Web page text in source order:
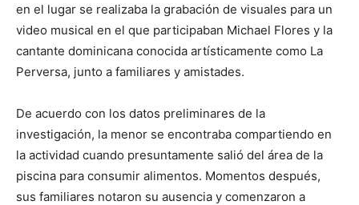
en el lugar se realizaba la grabación de visuales para un
video musical en el que participaban Michael Flores y la
cantante dominicana conocida artísticamente como La
Perversa, junto a familiares y amistades.
De acuerdo con los datos preliminares de la
investigación, la menor se encontraba compartiendo en
la actividad cuando presuntamente salió del área de la
piscina para consumir alimentos. Momentos después,
sus familiares notaron su ausencia y comenzaron a